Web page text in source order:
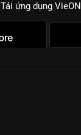
Tải ứng dụng VieON